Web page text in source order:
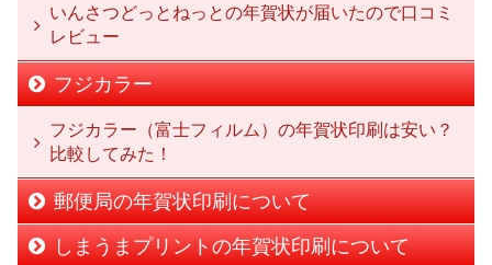
いんさつどっとねっとの年賀状が届いたので口コミ
レビュー
フジカラー
フジカラー（富士フィルム）の年賀状印刷は安い？
比較してみた！
郵便局の年賀状印刷について
しまうまプリントの年賀状印刷について